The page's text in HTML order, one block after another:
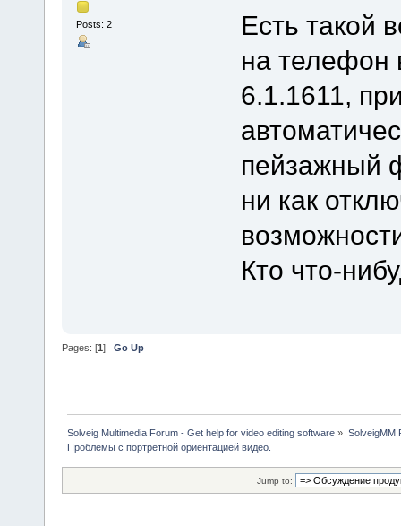
Posts: 2
Есть такой
на телефон
6.1.1611,
пейзажный
ни как
Кто что-
Pages: [1 ] Go Up
Solveig Multimedia Forum - Get help for video editing software » SolveigMM
Проблемы с портретной ориентацией видео.
Jump to: